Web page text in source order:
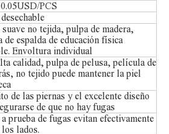
PCS
no tejida, pulpa de madera,
de espalda de educación física
Envoltura individual
calidad, pulpa de pelusa, película de
no tejido puede mantener la piel
de las piernas y el excelente diseño
de que no hay fugas
prueba de fugas evitan efectivamente
lados.